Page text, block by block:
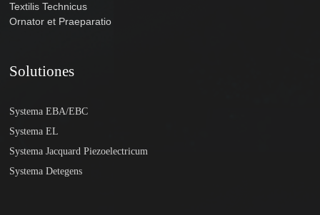
Textilis Technicus
Ornator et Praeparatio
Solutiones
Systema EBA/EBC
Systema EL
Systema Jacquard Piezoelectricum
Systema Detegens